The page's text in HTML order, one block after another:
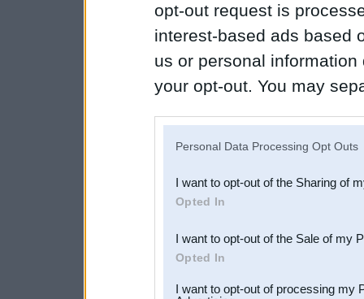
opt-out request is
interest-based ads based
us or personal
your opt-out. You may
Downstream Participants
third parties.
Personal Data Processing Opt Outs
I want to opt-out of the Sharing of
Opted In
I want to opt-out of the Sale of my
Opted In
I want to opt-out of processing my